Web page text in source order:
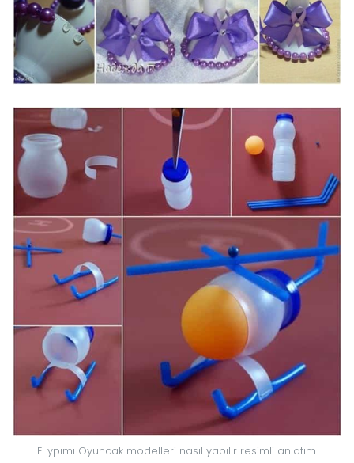
El ypımı Oyuncak modelleri nasıl yapılır resimli anlatım.